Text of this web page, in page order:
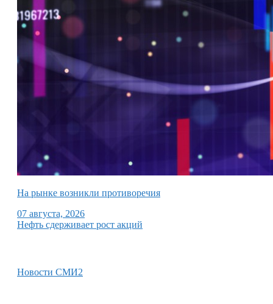
На рынке возникли противоречия
07 августа, 2026
Нефть сдерживает рост акций
Новости СМИ2